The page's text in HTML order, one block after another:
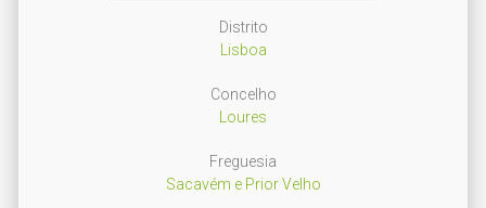
Distrito
Lisboa
Concelho
Loures
Freguesia
Sacavém e Prior Velho